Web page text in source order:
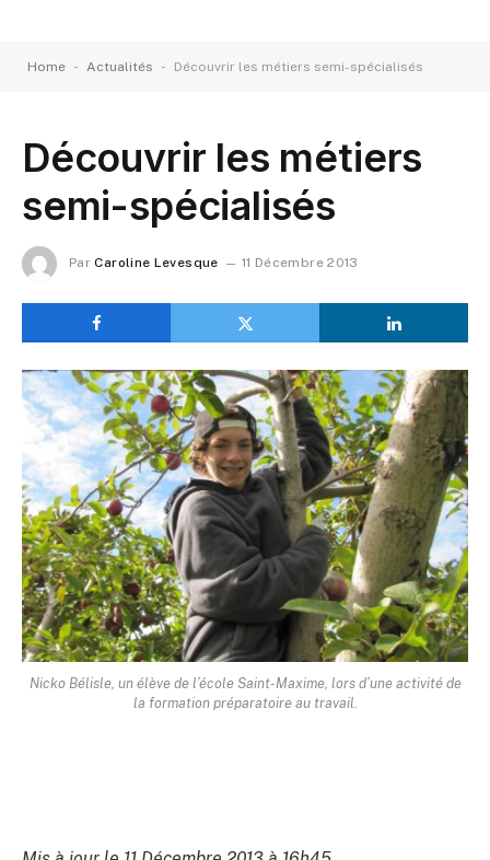
Home - Actualités - Découvrir les métiers semi-spécialisés
Découvrir les métiers
semi-spécialisés
Par Caroline Levesque 11 Décembre 2013
Nicko Bélisle, un élève de l’école Saint-Maxime, lors d’une activité de
la formation préparatoire au travail.